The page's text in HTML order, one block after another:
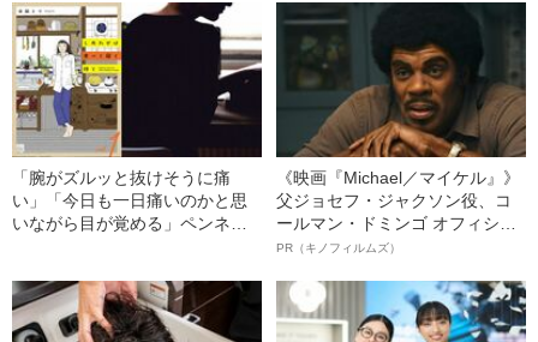
い言葉
「腕がズルッと抜けそうに痛
い」「今日も一日痛いのかと思
いながら目が覚める」ペンネー
の5年間
《映画『Michael／マイケル』》
父ジョセフ・ジャクソン役、コ
ールマン・ドミンゴ オフィシャ
ルインタビュー“観客を魅了した
語る”《日本興収70億円突破》
PR（キノフィルムズ）